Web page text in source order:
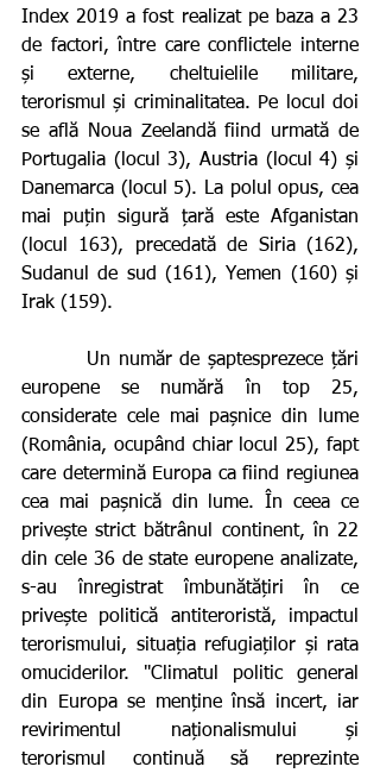
Index 2019 a fost realizat pe baza a 23
de factori, între care conflictele interne
și externe, cheltuielile militare,
terorismul și criminalitatea. Pe locul doi
se află Noua Zeelandă fiind urmată de
Portugalia (locul 3), Austria (locul 4) și
Danemarca (locul 5). La polul opus, cea
mai puțin sigură țară este Afganistan
(locul 163), precedată de Siria (162),
Sudanul de sud (161), Yemen (160) și
Irak (159).
europene se numără în top 25,
considerate cele mai pașnice din lume
(România, ocupând chiar locul 25), fapt
care determină Europa ca fiind regiunea
cea mai pașnică din lume. În ceea ce
privește strict bătrânul continent, în 22
din cele 36 de state europene analizate,
s-au înregistrat îmbunătățiri în ce
privește politică antiteroristă, impactul
terorismului, situația refugiaților și rata
omuciderilor. "Climatul politic general
din Europa se menține însă incert, iar
revirimentul naționalismului și
terorismul continuă să reprezinte